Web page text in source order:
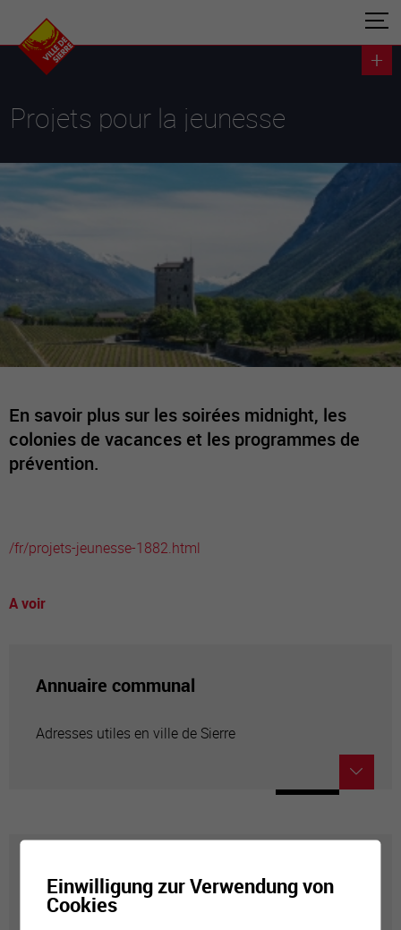
Projets pour la jeunesse
En savoir plus sur les soirées midnight, les
colonies de vacances et les programmes de
prévention.
/fr/projets-jeunesse-1882.html
A voir
Annuaire communal
Adresses utiles en ville de Sierre
Carte interactive
Einwilligung zur Verwendung von
Cookies